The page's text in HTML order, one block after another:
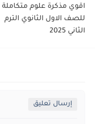
اقوي مذكرة علوم متكاملة
للصف الاول الثانوي الترم
الثاني 2025
إرسال تعليق